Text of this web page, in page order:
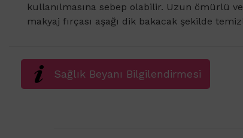
kullanılmasına sebep olabilir. Uzun ömürlü
makyaj fırçası aşağı dik bakacak şekilde
Sağlık Beyanı Bilgilendirmesi